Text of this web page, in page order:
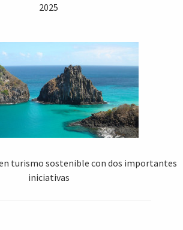
2025
turismo sostenible con dos importantes
iniciativas